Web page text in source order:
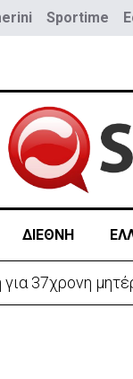
Sportime
ΔΙΕΘΝΗ
Συγκρούστηκαν